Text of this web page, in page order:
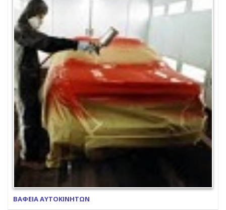
ΒΑΦΕΙΑ ΑΥΤΟΚΙΝΗΤΩΝ